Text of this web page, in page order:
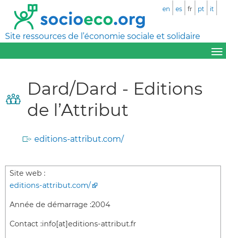
Site ressources de l’économie sociale et solidaire
en es fr pt it
Dard/Dard - Editions
de l’Attribut
editions-attribut.com/
Site web :
editions-attribut.com/
Année de démarrage :2004
Contact :info[at]editions-attribut.fr